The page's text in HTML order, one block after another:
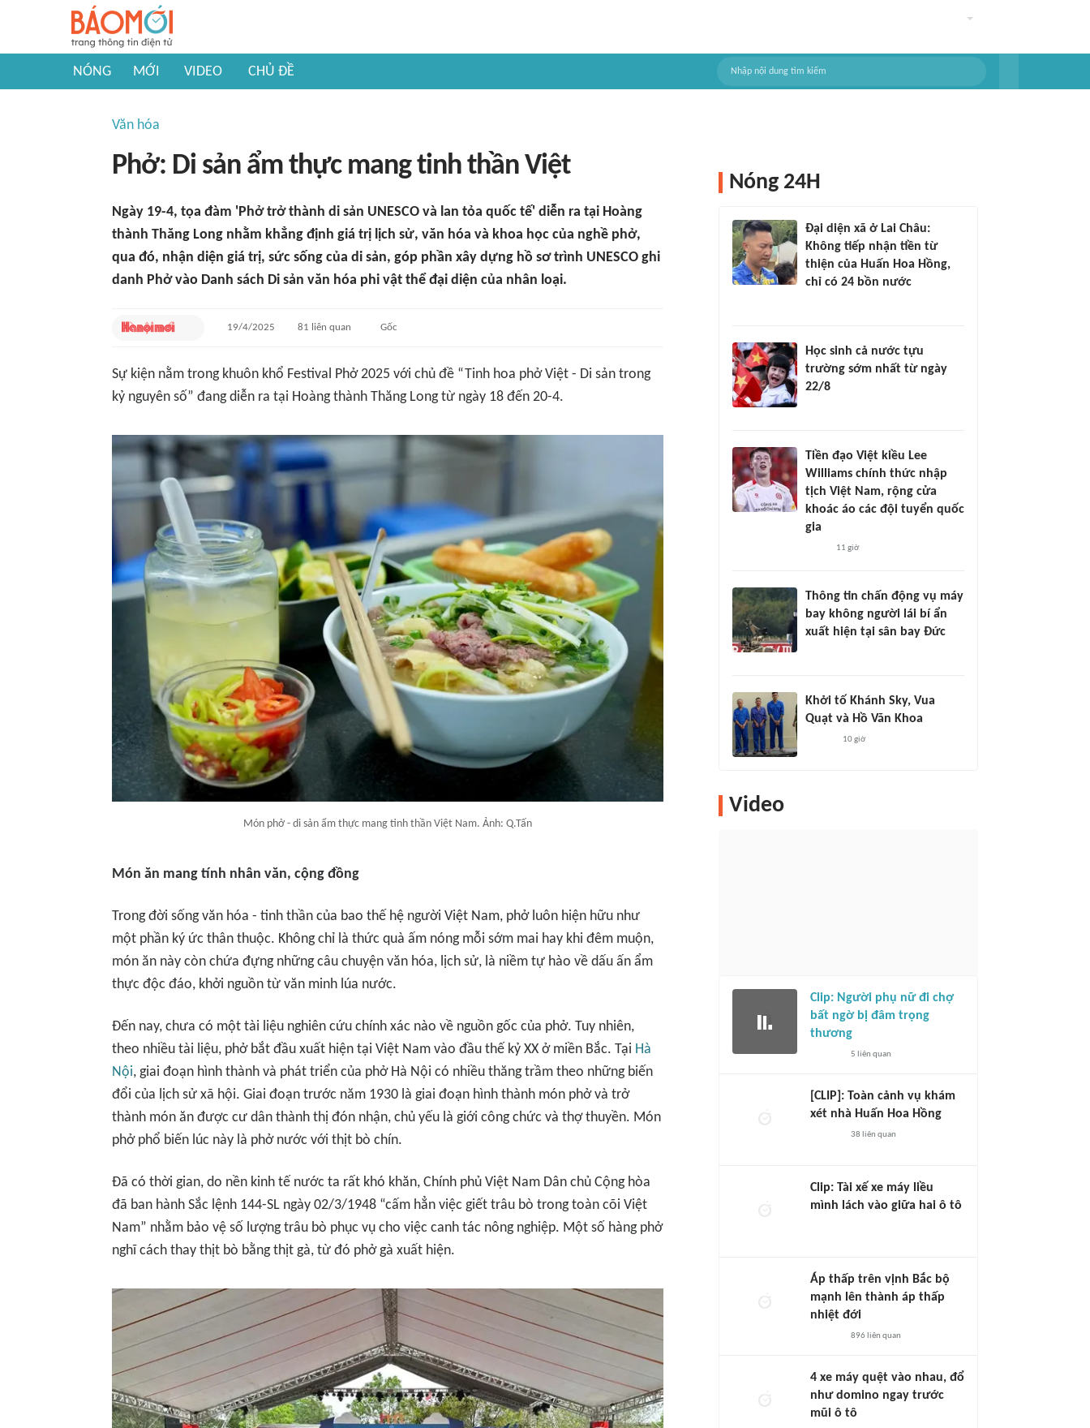
NÓNG MỚI VIDEO CHỦ ĐỀ
Văn hóa
Phở: Di sản ẩm thực mang tinh thần Việt
Ngày 19-4, tọa đàm 'Phở trở thành di sản UNESCO và lan tỏa quốc tế' diễn ra tại Hoàng
thành Thăng Long nhằm khẳng định giá trị lịch sử, văn hóa và khoa học của nghề phở,
qua đó, nhận diện giá trị, sức sống của di sản, góp phần xây dựng hồ sơ trình UNESCO ghi
danh Phở vào Danh sách Di sản văn hóa phi vật thể đại diện của nhân loại.
19/4/2025 81 liên quan Gốc
Sự kiện nằm trong khuôn khổ Festival Phở 2025 với chủ đề “Tinh hoa phở Việt - Di sản trong
kỷ nguyên số” đang diễn ra tại Hoàng thành Thăng Long từ ngày 18 đến 20-4.
Món phở - di sản ẩm thực mang tinh thần Việt Nam. Ảnh: Q.Tấn
Món ăn mang tính nhân văn, cộng đồng
Trong đời sống văn hóa - tinh thần của bao thế hệ người Việt Nam, phở luôn hiện hữu như
một phần ký ức thân thuộc. Không chỉ là thức quà ấm nóng mỗi sớm mai hay khi đêm muộn,
món ăn này còn chứa đựng những câu chuyện văn hóa, lịch sử, là niềm tự hào về dấu ấn ẩm
thực độc đáo, khởi nguồn từ văn minh lúa nước.
Đến nay, chưa có một tài liệu nghiên cứu chính xác nào về nguồn gốc của phở. Tuy nhiên,
theo nhiều tài liệu, phở bắt đầu xuất hiện tại Việt Nam vào đầu thế kỷ XX ở miền Bắc. Tại Hà
Nội, giai đoạn hình thành và phát triển của phở Hà Nội có nhiều thăng trầm theo những biến
đổi của lịch sử xã hội. Giai đoạn trước năm 1930 là giai đoạn hình thành món phở và trở
thành món ăn được cư dân thành thị đón nhận, chủ yếu là giới công chức và thợ thuyền. Món
phở phổ biến lúc này là phở nước với thịt bò chín.
Đã có thời gian, do nền kinh tế nước ta rất khó khăn, Chính phủ Việt Nam Dân chủ Cộng hòa
đã ban hành Sắc lệnh 144-SL ngày 02/3/1948 “cấm hẳn việc giết trâu bò trong toàn cõi Việt
Nam” nhằm bảo vệ số lượng trâu bò phục vụ cho việc canh tác nông nghiệp. Một số hàng phở
nghĩ cách thay thịt bò bằng thịt gà, từ đó phở gà xuất hiện.
Nóng 24H
Đại diện xã ở Lai Châu:
Không tiếp nhận tiền từ
thiện của Huấn Hoa Hồng,
chỉ có 24 bồn nước
Học sinh cả nước tựu
trường sớm nhất từ ngày
22/8
Tiền đạo Việt kiều Lee
Williams chính thức nhập
tịch Việt Nam, rộng cửa
khoác áo các đội tuyển quốc
gia
11 giờ
Thông tin chấn động vụ máy
bay không người lái bí ẩn
xuất hiện tại sân bay Đức
Khởi tố Khánh Sky, Vua
Quạt và Hồ Văn Khoa
10 giờ
Video
Clip: Người phụ nữ đi chợ
bất ngờ bị đâm trọng
thương
5 liên quan
[CLIP]: Toàn cảnh vụ khám
xét nhà Huấn Hoa Hồng
38 liên quan
Clip: Tài xế xe máy liều
mình lách vào giữa hai ô tô
Áp thấp trên vịnh Bắc bộ
mạnh lên thành áp thấp
nhiệt đới
896 liên quan
4 xe máy quệt vào nhau, đổ
như domino ngay trước
mũi ô tô